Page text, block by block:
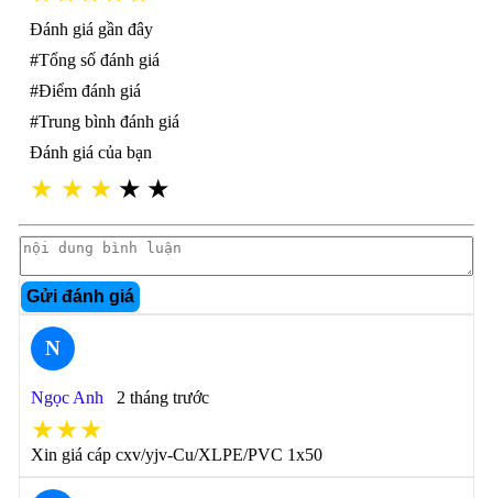
Đánh giá gần đây
#Tổng số đánh giá
#Điểm đánh giá
#Trung bình đánh giá
Đánh giá của bạn
★ ★ ★ ★ ★
Gửi đánh giá
N
Ngọc Anh 2 tháng trước
★★★
Xin giá cáp cxv/yjv-Cu/XLPE/PVC 1x50